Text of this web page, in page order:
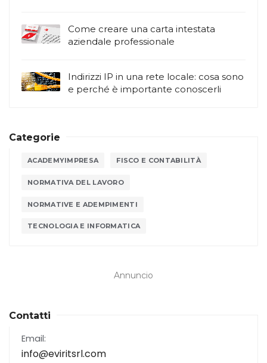
Come creare una carta intestata
aziendale professionale
Indirizzi IP in una rete locale: cosa sono
e perché è importante conoscerli
Categorie
ACADEMYIMPRESA FISCO E CONTABILITÀ
NORMATIVA DEL LAVORO
NORMATIVE E ADEMPIMENTI
TECNOLOGIA E INFORMATICA
Annuncio
Contatti
Email:
info@eviritsrl.com